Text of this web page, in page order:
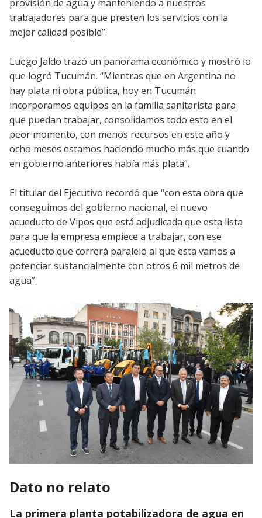
provisión de agua y manteniendo a nuestros
trabajadores para que presten los servicios con la
mejor calidad posible”.
Luego Jaldo trazó un panorama económico y mostró lo
que logró Tucumán. “Mientras que en Argentina no
hay plata ni obra pública, hoy en Tucumán
incorporamos equipos en la familia sanitarista para
que puedan trabajar, consolidamos todo esto en el
peor momento, con menos recursos en este año y
ocho meses estamos haciendo mucho más que cuando
en gobierno anteriores había más plata”.
El titular del Ejecutivo recordó que “con esta obra que
conseguimos del gobierno nacional, el nuevo
acueducto de Vipos que está adjudicada que esta lista
para que la empresa empiece a trabajar, con ese
acueducto que correrá paralelo al que esta vamos a
potenciar sustancialmente con otros 6 mil metros de
agua”.
Dato no relato
La primera planta potabilizadora de agua en